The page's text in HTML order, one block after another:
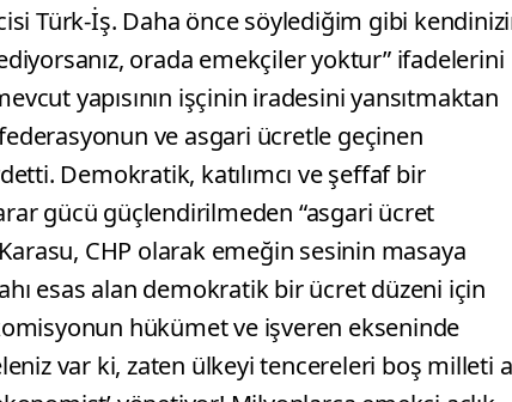
Türk-İş. Daha önce söylediğim gibi
orada emekçiler yoktur” ifadelerini
yapısının işçinin iradesini yansıtmaktan
ve asgari ücretle geçinen
Demokratik, katılımcı ve şeffaf bir
gücü güçlendirilmeden “asgari ücret
CHP olarak emeğin sesinin masaya
esas alan demokratik bir ücret düzeni için
hükümet ve işveren ekseninde
var ki, zaten ülkeyi tencereleri boş milleti